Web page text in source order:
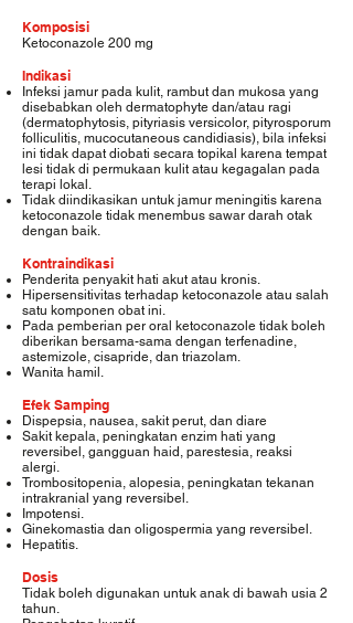
Komposisi
Ketoconazole 200 mg
Indikasi
Infeksi jamur pada kulit, rambut dan mukosa yang
disebabkan oleh dermatophyte dan/atau ragi
(dermatophytosis, pityriasis versicolor, pityrosporum
folliculitis, mucocutaneous candidiasis), bila infeksi
ini tidak dapat diobati secara topikal karena tempat
lesi tidak di permukaan kulit atau kegagalan pada
terapi lokal.
Tidak diindikasikan untuk jamur meningitis karena
ketoconazole tidak menembus sawar darah otak
dengan baik.
Kontraindikasi
Penderita penyakit hati akut atau kronis.
Hipersensitivitas terhadap ketoconazole atau salah
satu komponen obat ini.
Pada pemberian per oral ketoconazole tidak boleh
diberikan bersama-sama dengan terfenadine,
astemizole, cisapride, dan triazolam.
Wanita hamil.
Efek Samping
Dispepsia, nausea, sakit perut, dan diare
Sakit kepala, peningkatan enzim hati yang
reversibel, gangguan haid, parestesia, reaksi
alergi.
Trombositopenia, alopesia, peningkatan tekanan
intrakranial yang reversibel.
Impotensi.
Ginekomastia dan oligospermia yang reversibel.
Hepatitis.
Dosis
Tidak boleh digunakan untuk anak di bawah usia 2
tahun.